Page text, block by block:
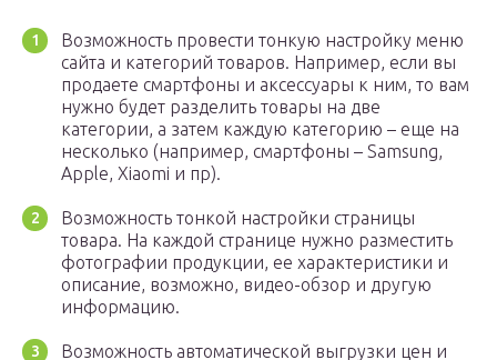
Возможность провести тонкую настройку меню
сайта и категорий товаров. Например, если вы
продаете смартфоны и аксессуары к ним, то вам
нужно будет разделить товары на две
категории, а затем каждую категорию – еще на
несколько (например, смартфоны – Samsung,
Apple, Xiaomi и пр).
Возможность тонкой настройки страницы
товара. На каждой странице нужно разместить
фотографии продукции, ее характеристики и
описание, возможно, видео-обзор и другую
информацию.
Возможность автоматической выгрузки цен и